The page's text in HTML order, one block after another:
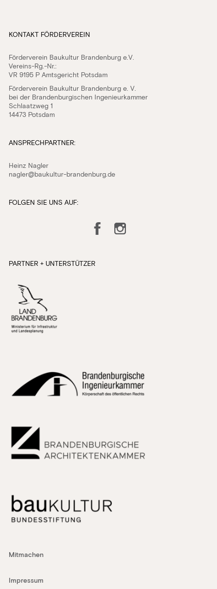
KONTAKT FÖRDERVEREIN
Förderverein Baukultur Brandenburg e.V.
Vereins-Rg.-Nr.:
VR 9195 P Amtsgericht Potsdam
Förderverein Baukultur Brandenburg e. V.
bei der Brandenburgischen Ingenieurkammer
Schlaatzweg 1
14473 Potsdam
ANSPRECHPARTNER:
Heinz Nagler
nagler@baukultur-brandenburg.de
FOLGEN SIE UNS AUF:
FacebookInstagram
PARTNER + UNTERSTÜTZER
Mitmachen
Impressum